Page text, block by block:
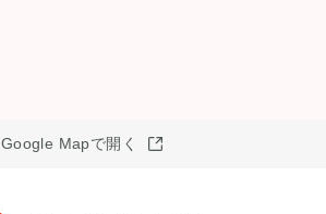
Google Mapで開く